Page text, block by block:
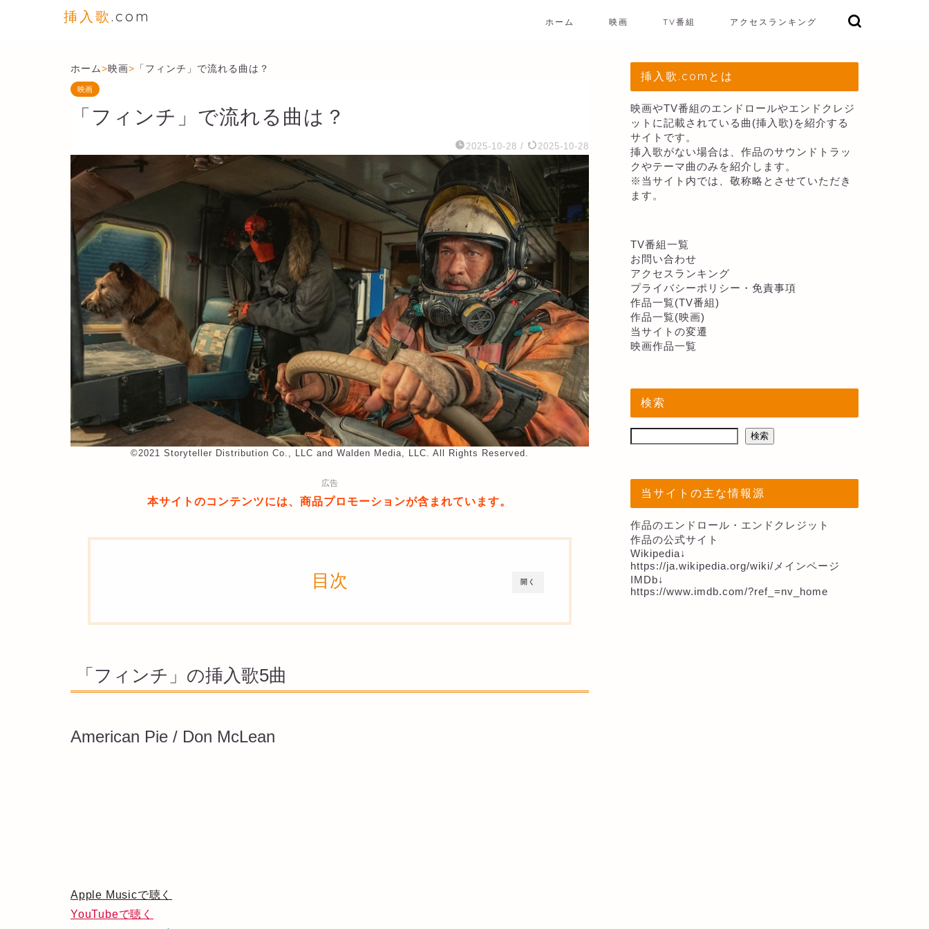
挿入歌.com ホーム 映画 TV番組 アクセスランキング
ホーム>映画> 「フィンチ」で流れる曲は？
映画
「フィンチ」で流れる曲は？
2025-10-28 / 2025-10-28
©︎2021 Storyteller Distribution Co., LLC and Walden Media, LLC. All Rights Reserved.
広告
本サイトのコンテンツには、商品プロモーションが含まれています。
開く
目次
「フィンチ」の挿入歌5曲
American Pie / Don McLean
Apple Musicで聴く
YouTubeで聴く
挿入歌.comとは
映画やTV番組のエンドロールやエンドクレジ
ットに記載されている曲(挿入歌)を紹介する
サイトです。
挿入歌がない場合は、作品のサウンドトラッ
クやテーマ曲のみを紹介します。
※当サイト内では、敬称略とさせていただき
ます。
TV番組一覧
お問い合わせ
アクセスランキング
プライバシーポリシー・免責事項
作品一覧(TV番組)
作品一覧(映画)
当サイトの変遷
映画作品一覧
検索
検索
当サイトの主な情報源
作品のエンドロール・エンドクレジット
作品の公式サイト
Wikipedia↓
https://ja.wikipedia.org/wiki/メインページ
IMDb↓
https://www.imdb.com/?ref_=nv_home